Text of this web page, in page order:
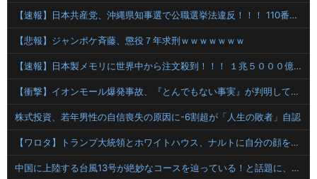
【速報】日本共産党、沖縄県知事選で公職選挙法違反！！！ 110番通報されても辞全くめない件
【悲報】ジャンポケ斉藤、懲役７年求刑ｗｗｗｗｗｗｗ
【速報】日本製メモリに世界中から注文殺到！！！ １兆５０００億円で工場増築へ
【衝撃】イオンモール爆発事故、『とんでもない事実』が判明してしまう・・・・・・
株式投資、若年男性の自信喪失の原因に-6割超が「人生の敗者」自認
【ワロタ】トランプ大統領とホワイトハウス、ナルトに自分の顔を合成して投稿 日本政府が苦言「公的機関であっても許諾が必要」
中国に上陸する台風13号が絶妙なコースを辿っている！と話題に、中国の重要都市の上に長々と居座り続けるルートで……